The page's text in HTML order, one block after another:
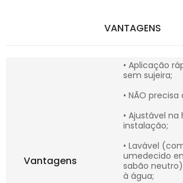
VANTAGENS
Vantagens
• Aplicação
sem sujeira;
• NÃO precisa
• Ajustável na
instalação;
• Lavável
umedecido
sabão
à água;